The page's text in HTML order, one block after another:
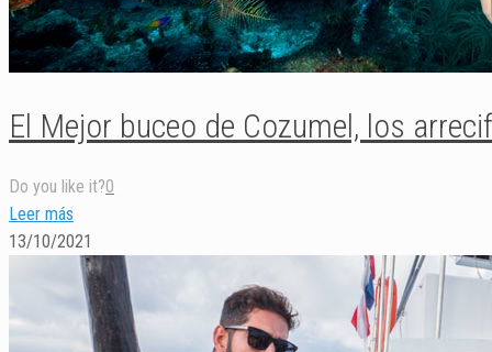
El Mejor buceo de Cozumel, los
Do you like it?0
Leer más
13/10/2021